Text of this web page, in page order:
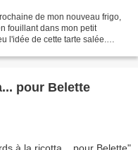
de mon nouveau frigo,
fouillant dans mon petit
l'idée de cette tarte salée.
pour Belette